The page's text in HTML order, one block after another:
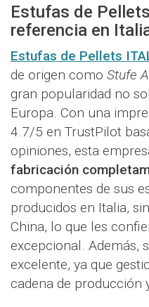
Estufas de
referencia en
Estufas de Pellets
de origen como Stufe
gran popularidad no
Europa. Con una
4.7/5 en TrustPilot
opiniones, esta
fabricación
componentes de sus
producidos en Italia,
China, lo que les
excepcional. Además,
excelente, ya que
cadena de producción